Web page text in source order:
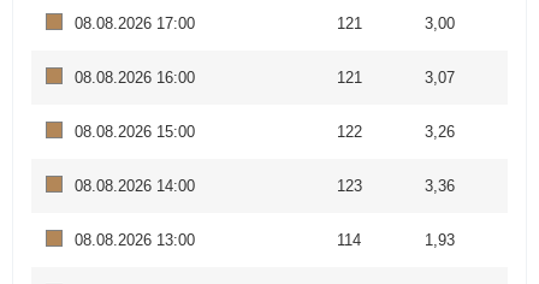
08.08.2026 17:00 121 3,00
08.08.2026 16:00 121 3,07
08.08.2026 15:00 122 3,26
08.08.2026 14:00 123 3,36
08.08.2026 13:00 114 1,93